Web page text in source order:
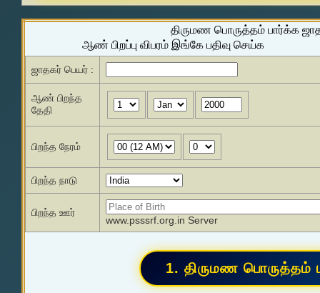
திருமண பொருத்தம் பார்க்க
ஆண் பிறப்பு விபரம் இங்கே பதிவு செய்க
ஜாதகர் பெயர் :
ஆண் பிறந்த
தேதி
பிறந்த நேரம்
பிறந்த நாடு
பிறந்த ஊர்
www.psssrf.org.in Server